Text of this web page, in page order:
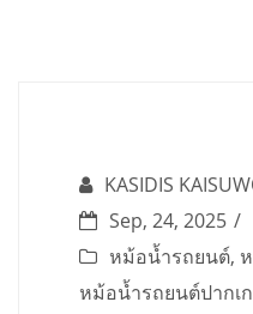
KASIDIS
Sep, 24, 2025
หม้อน้ำรถยนต์,
หม้อน้ำรถยนต์ปากเ